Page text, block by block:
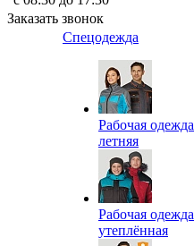
Заказать звонок
Спецодежда
Рабочая одежда
летняя
Рабочая одежда
утеплённая